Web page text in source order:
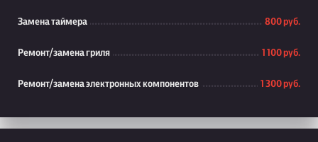
Замена таймера 800 руб.
Ремонт/замена гриля 1 100 руб.
Ремонт/замена электронных компонентов 1 300 руб.